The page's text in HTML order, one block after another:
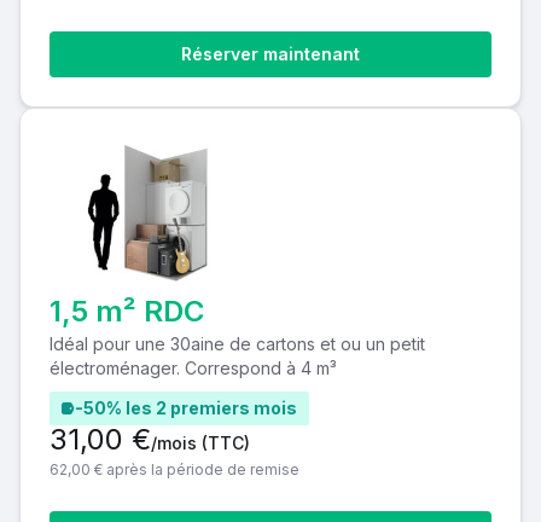
Réserver maintenant
1,5 m² RDC
Idéal pour une 30aine de cartons et ou un petit
électroménager. Correspond à 4 m³
-50% les 2 premiers mois
31,00 €/mois (TTC)
62,00 € après la période de remise